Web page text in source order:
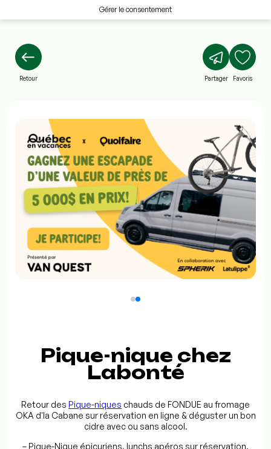
Gérer le consentement
Retour Partager Favoris
Pique-nique chez
Labonté
Retour des Pique-niques chauds de FONDUE au fromage
OKA d'la Cabane sur réservation en ligne & déguster un bon
cidre avec ou sans alcool.
– Pique-Nique épicuriens, lunchs apéros sur réservation.